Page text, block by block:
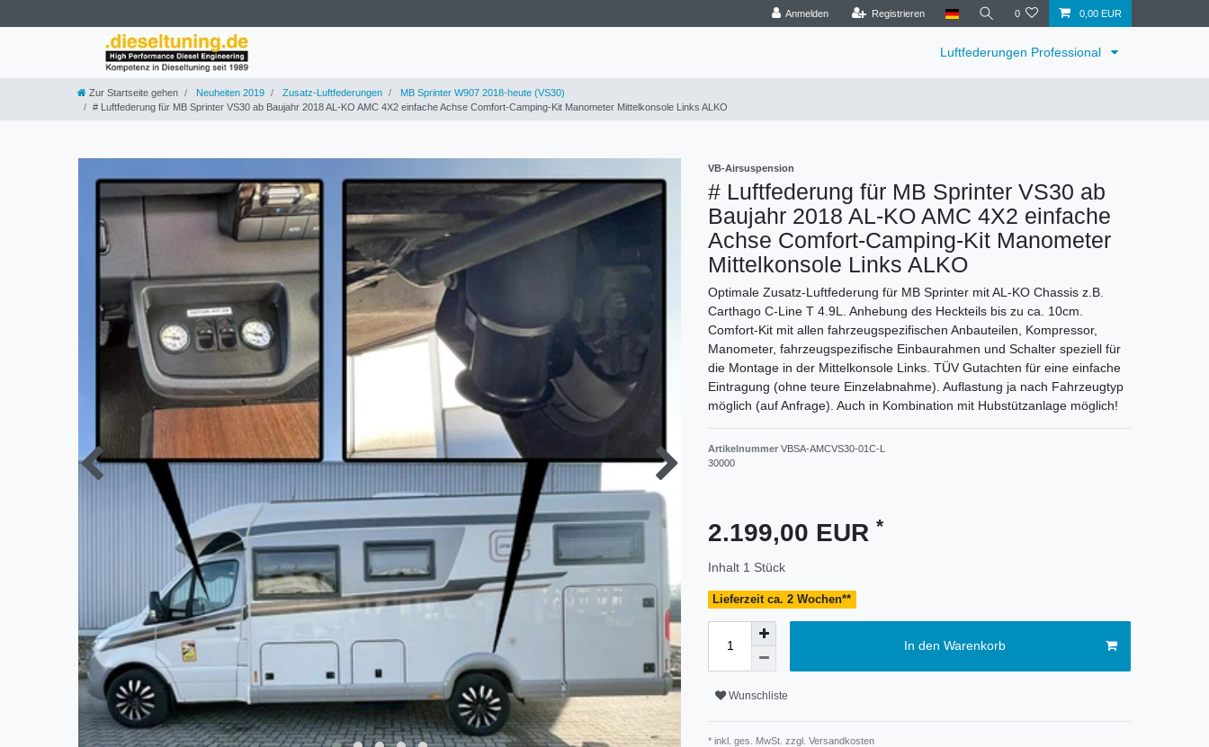
Anmelden Registrieren 0 0,00 EUR
Luftfederungen Professional
Zur Startseite gehen Neuheiten 2019 Zusatz-Luftfederungen
MB Sprinter W907 2018-heute (VS30)
# Luftfederung für MB Sprinter VS30 ab Baujahr 2018 AL-KO AMC 4X2 einfache Achse Comfort-Camping-Kit Manometer Mittelkonsole Links ALKO
VB-Airsuspension
# Luftfederung für MB Sprinter VS30 ab
Baujahr 2018 AL-KO AMC 4X2 einfache
Achse Comfort-Camping-Kit Manometer
Mittelkonsole Links ALKO
Optimale Zusatz-Luftfederung für MB Sprinter mit AL-KO Chassis z.B.
Carthago C-Line T 4.9L. Anhebung des Heckteils bis zu ca. 10cm.
Comfort-Kit mit allen fahrzeugspezifischen Anbauteilen, Kompressor,
Manometer, fahrzeugspezifische Einbaurahmen und Schalter speziell für
die Montage in der Mittelkonsole Links. TÜV Gutachten für eine einfache
Eintragung (ohne teure Einzelabnahme). Auflastung ja nach Fahrzeugtyp
möglich (auf Anfrage). Auch in Kombination mit Hubstützanlage möglich!
Artikelnummer VBSA-AMCVS30-01C-L
30000
2.199,00 EUR *
Inhalt 1 Stück
Lieferzeit ca. 2 Wochen**
In den Warenkorb
Wunschliste
* inkl. ges. MwSt. zzgl. Versandkosten